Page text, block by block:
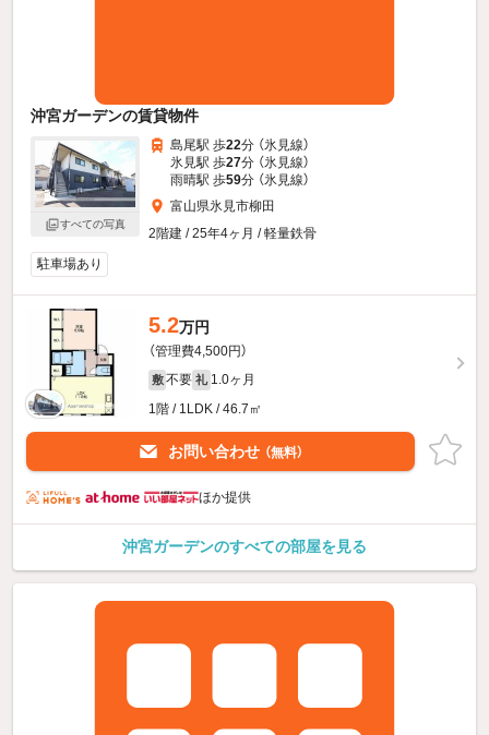
沖宮ガーデンの賃貸物件
すべての写真
島尾駅 歩22分 （氷見線）
氷見駅 歩27分 （氷見線）
雨晴駅 歩59分 （氷見線）
富山県氷見市柳田
2階建 / 25年4ヶ月 / 軽量鉄骨
駐車場あり
5.2万円
（管理費4,500円）
敷 不要 礼 1.0ヶ月
1階 / 1LDK / 46.7㎡
お問い合わせ （無料）
ほか提供
沖宮ガーデンのすべての部屋を見る